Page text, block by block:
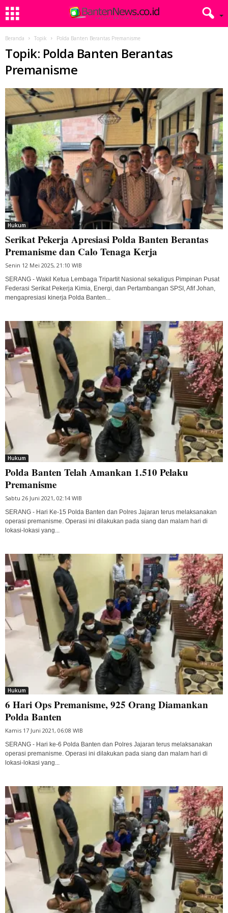
Beranda Topik Polda Banten Berantas Premanisme
Topik: Polda Banten Berantas
Premanisme
Hukum
Serikat Pekerja Apresiasi Polda Banten Berantas
Premanisme dan Calo Tenaga Kerja
Senin 12 Mei 2025, 21:10 WIB
SERANG - Wakil Ketua Lembaga Tripartit Nasional sekaligus Pimpinan Pusat
Federasi Serikat Pekerja Kimia, Energi, dan Pertambangan SPSI, Afif Johan,
mengapresiasi kinerja Polda Banten...
Hukum
Polda Banten Telah Amankan 1.510 Pelaku
Premanisme
Sabtu 26 Juni 2021, 02:14 WIB
SERANG - Hari Ke-15 Polda Banten dan Polres Jajaran terus melaksanakan
operasi premanisme. Operasi ini dilakukan pada siang dan malam hari di
lokasi-lokasi yang...
Hukum
6 Hari Ops Premanisme, 925 Orang Diamankan
Polda Banten
Kamis 17 Juni 2021, 06:08 WIB
SERANG - Hari ke-6 Polda Banten dan Polres Jajaran terus melaksanakan
operasi premanisme. Operasi ini dilakukan pada siang dan malam hari di
lokasi-lokasi yang...